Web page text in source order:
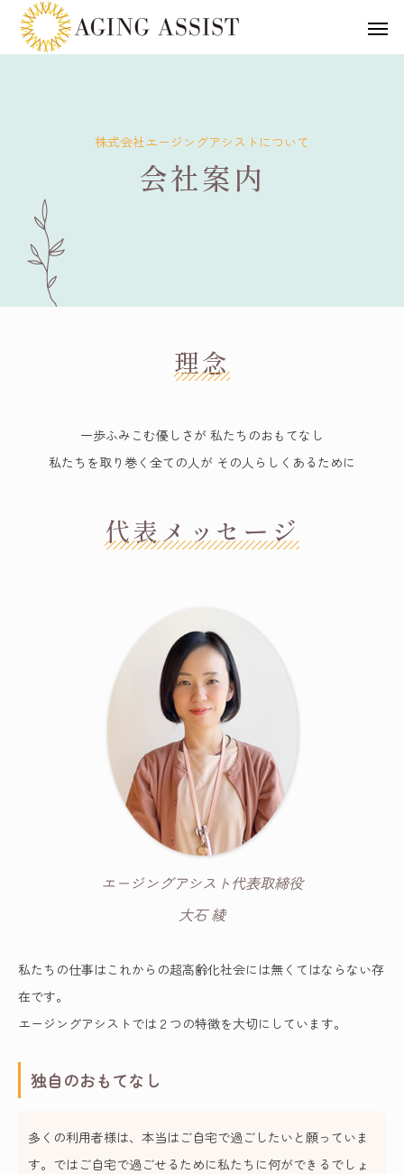
株式会社エージングアシストについて
会社案内
理念
一歩ふみこむ優しさが 私たちのおもてなし
私たちを取り巻く全ての人が その人らしくあるために
代表メッセージ
エージングアシスト代表取締役
大石 綾
私たちの仕事はこれからの超高齢化社会には無くてはならない存
在です。
エージングアシストでは２つの特徴を大切にしています。
独自のおもてなし
多くの利用者様は、本当はご自宅で過ごしたいと願っていま
す。ではご自宅で過ごせるために私たちに何ができるでしょ